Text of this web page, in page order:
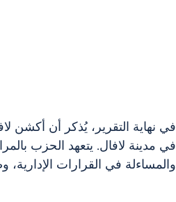
في نهاية التقرير، يُذكر أن أكشن
في مدينة لافال. يتعهد الحزب
والمساءلة في القرارات الإدارية،